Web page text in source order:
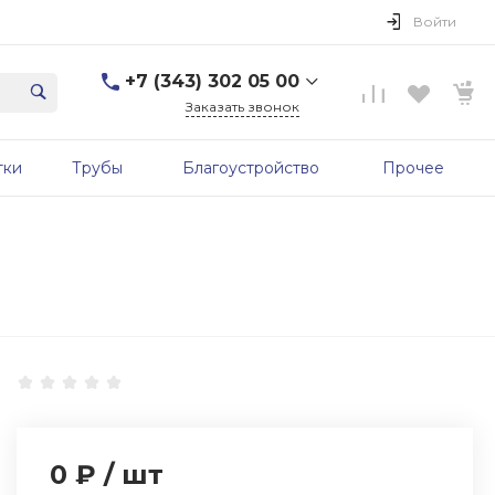
Войти
+7 (343) 302 05 00
г. Екатеринбург, ул.
Заказать звонок
Трубы Благоустройство Прочее
0 ₽ / шт